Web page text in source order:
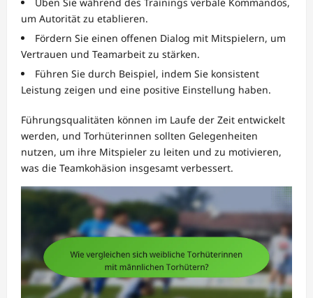
um Autorität zu etablieren.
Fördern Sie einen offenen Dialog mit Mitspielern, um
Vertrauen und Teamarbeit zu stärken.
Führen Sie durch Beispiel, indem Sie konsistent
Leistung zeigen und eine positive Einstellung haben.
Führungsqualitäten können im Laufe der Zeit entwickelt
werden, und Torhüterinnen sollten Gelegenheiten
nutzen, um ihre Mitspieler zu leiten und zu motivieren,
was die Teamkohäsion insgesamt verbessert.